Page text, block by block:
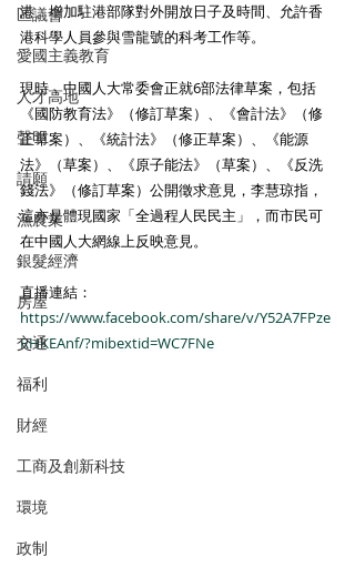
區議會
愛國主義教育
人才高地
聲明
請願
漁農業
銀髮經濟
房屋
交通
福利
財經
工商及創新科技
環境
政制
港、增加駐港部隊對外開放日子及時間、允許香
港科學人員參與雪龍號的科考工作等。
現時，中國人大常委會正就6部法律草案，包括
《國防教育法》（修訂草案）、《會計法》（修
正草案）、《統計法》（修正草案）、《能源
法》（草案）、《原子能法》（草案）、《反洗
錢法》（修訂草案）公開徵求意見，李慧琼指，
這亦是體現國家「全過程人民民主」，而市民可
在中國人大網線上反映意見。
直播連結：
https://www.facebook.com/share/v/Y52A7FPze
RHKEAnf/?mibextid=WC7FNe